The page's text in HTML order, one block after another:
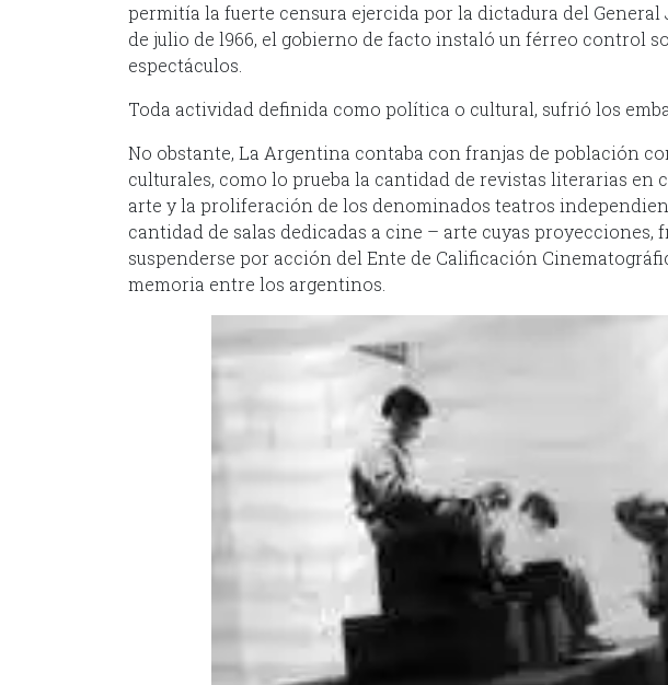
permitía la fuerte censura ejercida por la dictadura del General
de julio de l966, el gobierno de facto instaló un férreo control
espectáculos.
Toda actividad definida como política o cultural, sufrió los
No obstante, La Argentina contaba con franjas de población
culturales, como lo prueba la cantidad de revistas literarias en
arte y la proliferación de los denominados teatros
cantidad de salas dedicadas a cine – arte cuyas proyecciones,
suspenderse por acción del Ente de Calificación
memoria entre los argentinos.